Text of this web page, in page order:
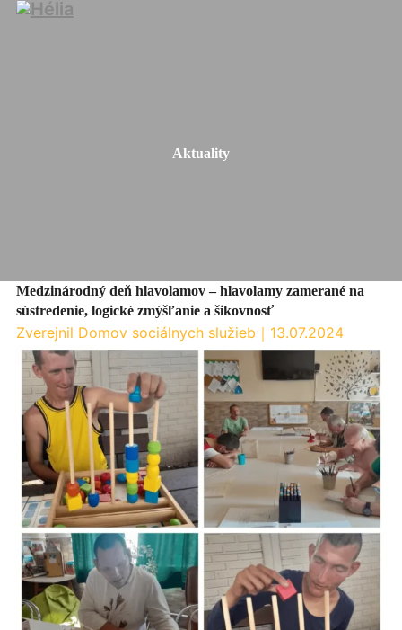
Aktuality
Medzinárodný deň hlavolamov – hlavolamy zamerané na
sústredenie, logické zmýšľanie a šikovnosť
Zverejnil Domov sociálnych služieb ｜ 13.07.2024